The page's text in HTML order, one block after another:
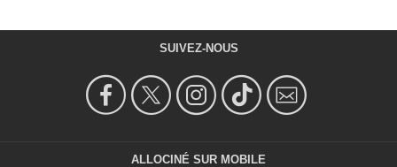
SUIVEZ-NOUS
ALLOCINÉ SUR MOBILE